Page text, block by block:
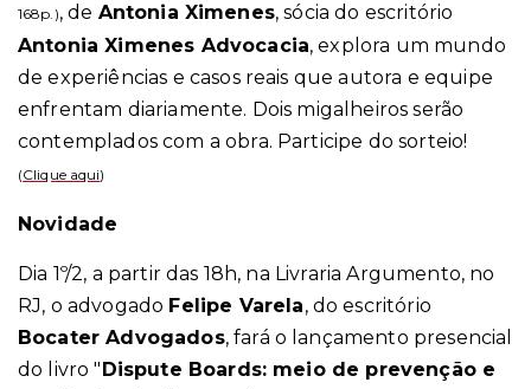
168p.), de Antonia Ximenes, sócia do escritório
Antonia Ximenes Advocacia, explora um mundo
de experiências e casos reais que autora e equipe
enfrentam diariamente. Dois migalheiros serão
contemplados com a obra. Participe do sorteio!
(Clique aqui)
Novidade
Dia 1º/2, a partir das 18h, na Livraria Argumento, no
RJ, o advogado Felipe Varela, do escritório
Bocater Advogados, fará o lançamento presencial
do livro " Dispute Boards: meio de prevenção e